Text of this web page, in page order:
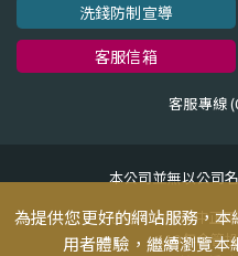
洗錢防制宣導
客服信箱
客服專線
本公司並無以公司
地址：台北市中正
110年金管
為提供您更好的網站服務，
用者體驗，繼續瀏覽